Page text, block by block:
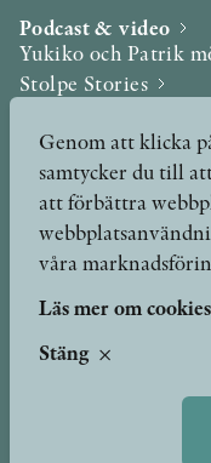
Podcast & video
Yukiko och Patrik
Stolpe Stories
Utmärkelser &
Utmärkelser
Övriga format
Genom att klicka
samtycker du till
att förbättra
våra
Läs mer om cookies
Stäng